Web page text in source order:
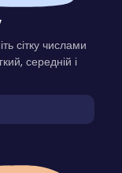
сітку числами
середній і